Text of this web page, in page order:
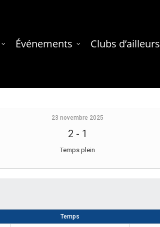
Événements Clubs d’ailleurs
23 novembre 2025
2 - 1
Temps plein
Temps